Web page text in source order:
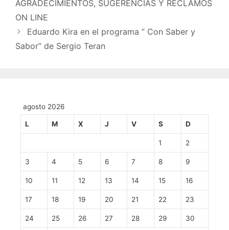
AGRADECIMIENTOS, SUGERENCIAS Y RECLAMOS
ON LINE
Eduardo Kira en el programa ” Con Saber y
Sabor” de Sergio Teran
agosto 2026
L M X J V S D
1 2
3 4 5 6 7 8 9
10 11 12 13 14 15 16
17 18 19 20 21 22 23
24 25 26 27 28 29 30